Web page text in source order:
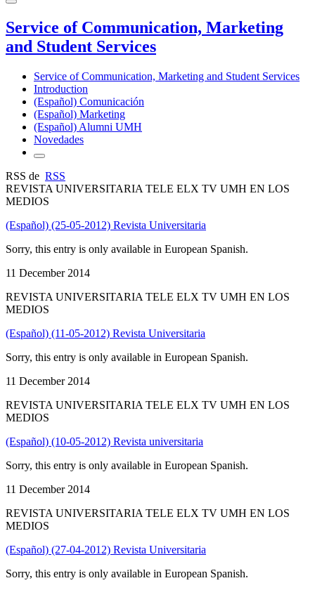
Service of Communication, Marketing
and Student Services
Service of Communication, Marketing and Student Services
Introduction
(Español) Comunicación
(Español) Marketing
(Español) Alumni UMH
Novedades
RSS de RSS
REVISTA UNIVERSITARIA TELE ELX TV UMH EN LOS
MEDIOS
(Español) (25-05-2012) Revista Universitaria
Sorry, this entry is only available in European Spanish.
11 December 2014
REVISTA UNIVERSITARIA TELE ELX TV UMH EN LOS
MEDIOS
(Español) (11-05-2012) Revista Universitaria
Sorry, this entry is only available in European Spanish.
11 December 2014
REVISTA UNIVERSITARIA TELE ELX TV UMH EN LOS
MEDIOS
(Español) (10-05-2012) Revista universitaria
Sorry, this entry is only available in European Spanish.
11 December 2014
REVISTA UNIVERSITARIA TELE ELX TV UMH EN LOS
MEDIOS
(Español) (27-04-2012) Revista Universitaria
Sorry, this entry is only available in European Spanish.